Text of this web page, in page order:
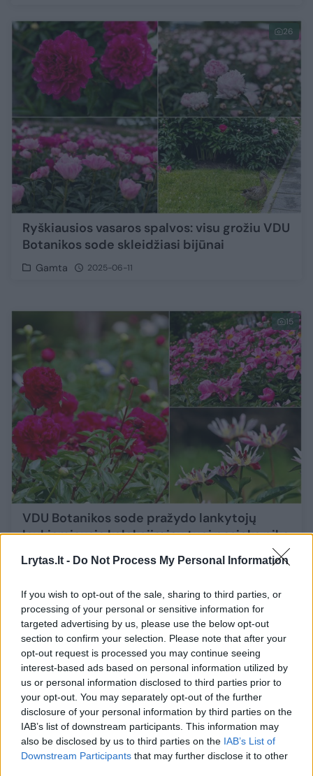
Lrytas.lt - Do Not Process My Personal Information
If you wish to opt-out of the sale, sharing to third parties, or
processing of your personal or sensitive information for
targeted advertising by us, please use the below opt-out
section to confirm your selection. Please note that after your
opt-out request is processed you may continue seeing
interest-based ads based on personal information utilized by
us or personal information disclosed to third parties prior to
your opt-out. You may separately opt-out of the further
disclosure of your personal information by third parties on the
IAB’s list of downstream participants. This information may
also be disclosed by us to third parties on the IAB’s List of
Downstream Participants that may further disclose it to other
26
Ryškiausios vasaros spalvos: visu grožiu VDU
Botanikos sode skleidžiasi bijūnai
Gamta 2025-06-11
15
VDU Botanikos sode pražydo lankytojų
laukiamiausia kolekcija: jau tuoj pasieks piką
Gamta 2025-06-09